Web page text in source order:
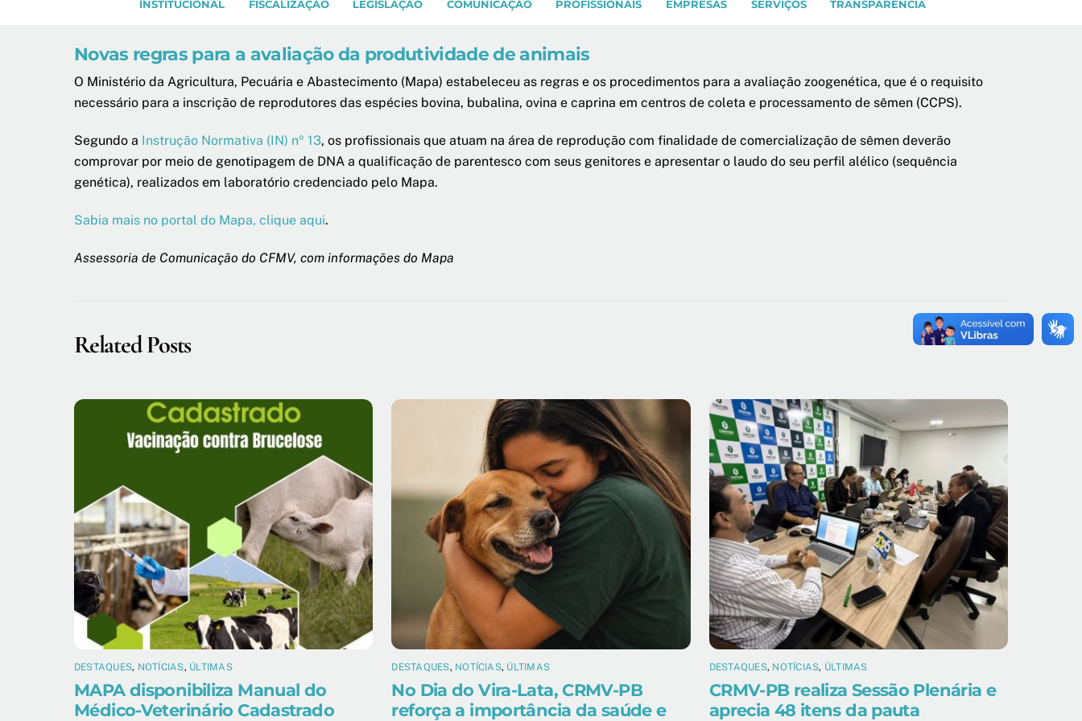
INSTITUCIONAL FISCALIZAÇÃO LEGISLAÇÃO COMUNICAÇÃO PROFISSIONAIS EMPRESAS SERVIÇOS TRANSPARÊNCIA
Novas regras para a avaliação da produtividade de animais
O Ministério da Agricultura, Pecuária e Abastecimento (Mapa) estabeleceu as regras e os procedimentos para a avaliação zoogenética, que é o requisito
necessário para a inscrição de reprodutores das espécies bovina, bubalina, ovina e caprina em centros de coleta e processamento de sêmen (CCPS).
Segundo a Instrução Normativa (IN) nº 13, os profissionais que atuam na área de reprodução com finalidade de comercialização de sêmen deverão
comprovar por meio de genotipagem de DNA a qualificação de parentesco com seus genitores e apresentar o laudo do seu perfil alélico (sequência
genética), realizados em laboratório credenciado pelo Mapa.
Sabia mais no portal do Mapa, clique aqui.
Assessoria de Comunicação do CFMV, com informações do Mapa
Related Posts
DESTAQUES, NOTÍCIAS, ÚLTIMAS
MAPA disponibiliza Manual do
Médico-Veterinário Cadastrado
DESTAQUES, NOTÍCIAS, ÚLTIMAS
No Dia do Vira-Lata, CRMV-PB
reforça a importância da saúde e
DESTAQUES, NOTÍCIAS, ÚLTIMAS
CRMV-PB realiza Sessão Plenária e
aprecia 48 itens da pauta